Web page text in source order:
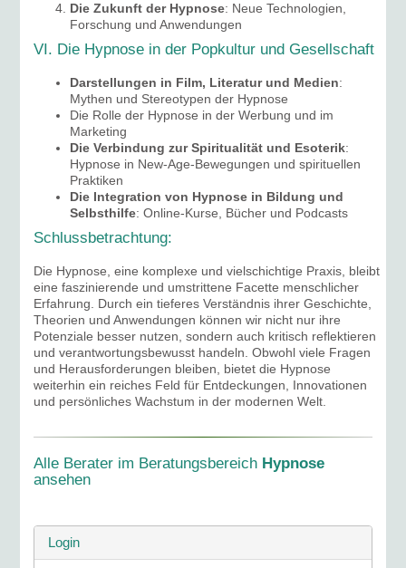
Die Zukunft der Hypnose: Neue Technologien,
Forschung und Anwendungen
VI. Die Hypnose in der Popkultur und Gesellschaft
Darstellungen in Film, Literatur und Medien:
Mythen und Stereotypen der Hypnose
Die Rolle der Hypnose in der Werbung und im
Marketing
Die Verbindung zur Spiritualität und Esoterik:
Hypnose in New-Age-Bewegungen und spirituellen
Praktiken
Die Integration von Hypnose in Bildung und
Selbsthilfe: Online-Kurse, Bücher und Podcasts
Schlussbetrachtung:
Die Hypnose, eine komplexe und vielschichtige Praxis, bleibt
eine faszinierende und umstrittene Facette menschlicher
Erfahrung. Durch ein tieferes Verständnis ihrer Geschichte,
Theorien und Anwendungen können wir nicht nur ihre
Potenziale besser nutzen, sondern auch kritisch reflektieren
und verantwortungsbewusst handeln. Obwohl viele Fragen
und Herausforderungen bleiben, bietet die Hypnose
weiterhin ein reiches Feld für Entdeckungen, Innovationen
und persönliches Wachstum in der modernen Welt.
Alle Berater im Beratungsbereich Hypnose
ansehen
Login